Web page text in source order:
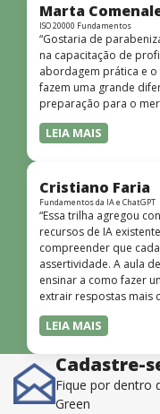
Marta
ISO 20000 Fundamentos
“Gostaria de
na capacitação de
abordagem prática e
fazem uma grande
preparação para o
LEIA MAIS
Cristiano Faria
Fundamentos da IA e ChatGPT
“Essa trilha agregou
recursos de IA
compreender que
assertividade. A aula
ensinar a como fazer
extrair respostas mais
disponíveis. O
dominar o conteúdo,
LEIA MAIS
Cadastre-
Fique por dentro
Green